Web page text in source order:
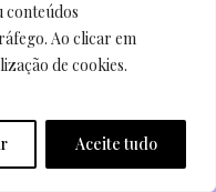
conteúdos
Ao clicar em
de cookies.
Aceite tudo
Send